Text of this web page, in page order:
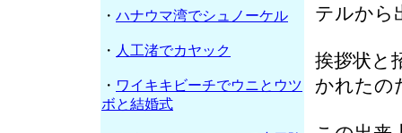
テルから
挨拶状と
かれたの
・ ハナウマ湾でシュノーケル
・ 人工渚でカヤック
・ ワイキキビーチでウニとウツ
ボと結婚式